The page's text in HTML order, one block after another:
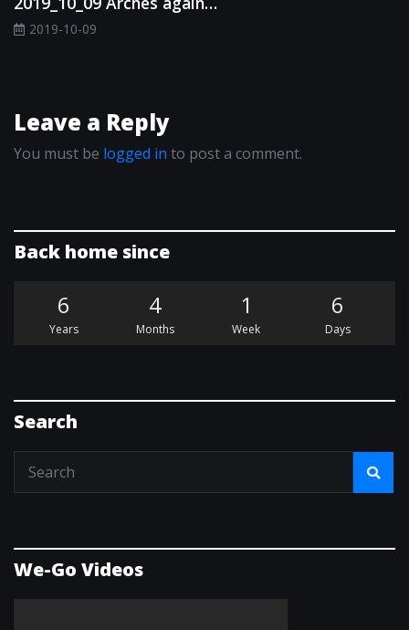
2019-10-09
Leave a Reply
You must be logged in to post a comment.
Back home since
6
Years
4
Months
1
Week
6
Days
Search
We-Go Videos